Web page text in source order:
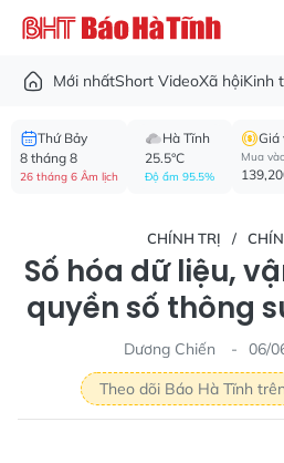
Mới nhấtShort VideoXã hộiKinh
Thứ Bảy
8 tháng 8
26 tháng 6 Âm lịch
Hà Tĩnh
25.5°C
Độ ẩm 95.5%
Giá
Mua
CHÍNH TRỊ
Số hóa dữ liệu,
quyền số thông
Dương Chiến
06/
Theo dõi Báo Hà Tĩnh trên